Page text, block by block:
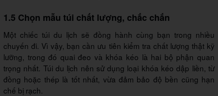
1.5 Chọn mẫu túi chất lượng, chắc chắn
Một chiếc túi du lịch sẽ đồng hành cùng bạn trong nhiều
chuyến đi. Vì vậy, bạn cần ưu tiên kiểm tra chất lượng thật kỹ
lưỡng, trong đó quai đeo và khóa kéo là hai bộ phận quan
trọng nhất. Túi du lịch nên sử dụng loại khóa kéo dập liền, từ
đồng hoặc thép là tốt nhất, vừa đảm bảo độ bền cũng hạn
chế bị rạch.